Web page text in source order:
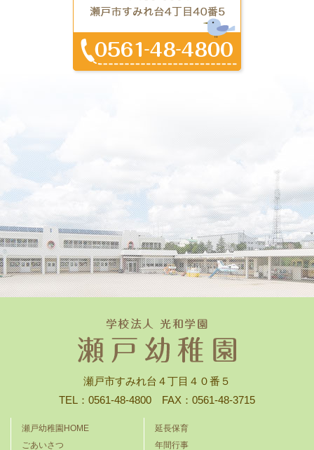
瀬戸市すみれ台４丁目４０番５
TEL：0561-48-4800 FAX：0561-48-3715
瀬戸幼稚園HOME
ごあいさつ
延長保育
年間行事